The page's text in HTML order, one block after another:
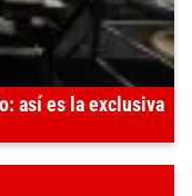
así es la exclusiva